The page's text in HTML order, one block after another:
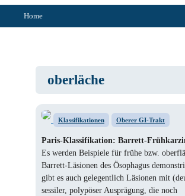
Home
oberläche
Klassifikationen Oberer GI-Trakt
Paris-Klassifikation: Barrett-
Es werden Beispiele für frühe bzw.
Barrett-Läsionen des Ösophagus
gibt es auch gelegentlich Läsionen mit
sessiler, polypöser Ausprägung, die noch